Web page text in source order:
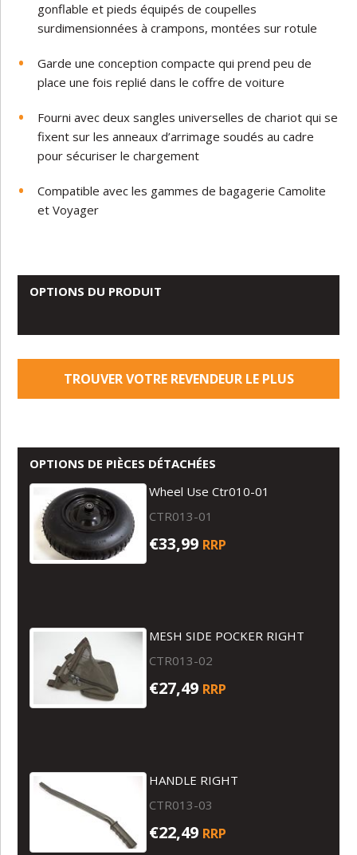
gonflable et pieds équipés de coupelles
surdimensionnées à crampons, montées sur rotule
Garde une conception compacte qui prend peu de
place une fois replié dans le coffre de voiture
Fourni avec deux sangles universelles de chariot qui se
fixent sur les anneaux d’arrimage soudés au cadre
pour sécuriser le chargement
Compatible avec les gammes de bagagerie Camolite
et Voyager
OPTIONS DU PRODUIT
TROUVER VOTRE REVENDEUR LE PLUS
OPTIONS DE PIÈCES DÉTACHÉES
Wheel Use Ctr010-01
CTR013-01
€33,99 RRP
MESH SIDE POCKER RIGHT
CTR013-02
€27,49 RRP
HANDLE RIGHT
CTR013-03
€22,49 RRP